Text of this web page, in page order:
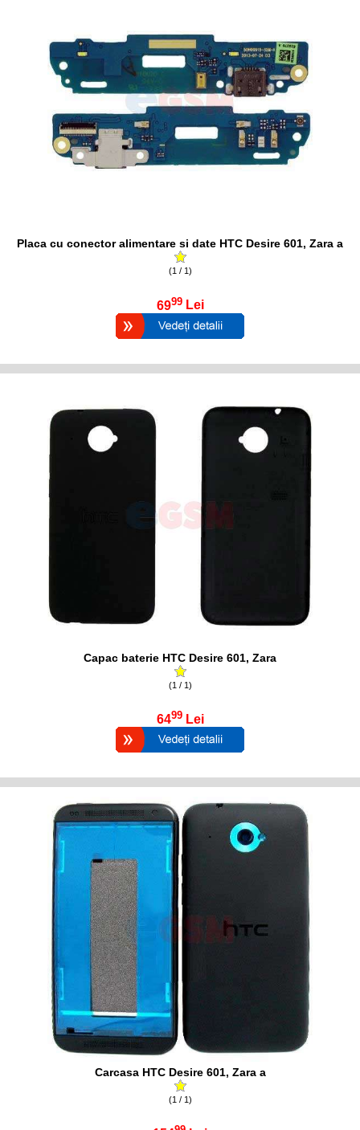
Placa cu conector alimentare si date HTC Desire 601, Zara a
(1 / 1)
6999 Lei
Capac baterie HTC Desire 601, Zara
(1 / 1)
6499 Lei
Carcasa HTC Desire 601, Zara a
(1 / 1)